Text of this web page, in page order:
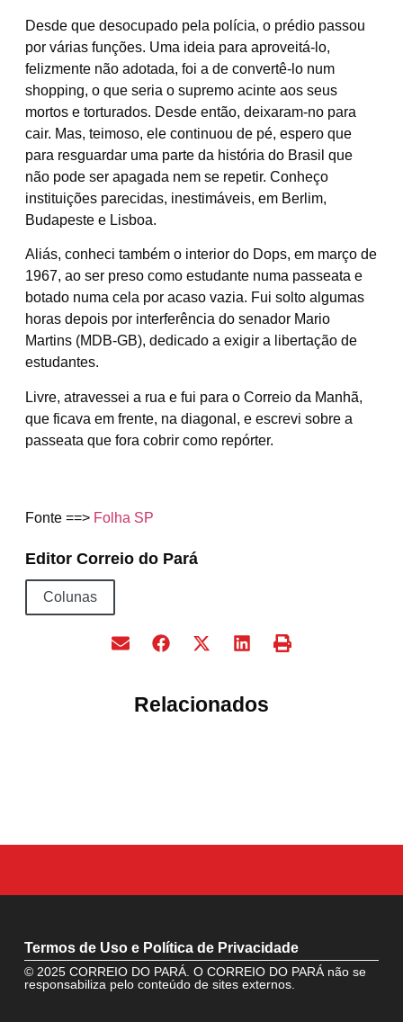
Desde que desocupado pela polícia, o prédio passou
por várias funções. Uma ideia para aproveitá-lo,
felizmente não adotada, foi a de convertê-lo num
shopping, o que seria o supremo acinte aos seus
mortos e torturados. Desde então, deixaram-no para
cair. Mas, teimoso, ele continuou de pé, espero que
para resguardar uma parte da história do Brasil que
não pode ser apagada nem se repetir. Conheço
instituições parecidas, inestimáveis, em Berlim,
Budapeste e Lisboa.
Aliás, conheci também o interior do Dops, em março de
1967, ao ser preso como estudante numa passeata e
botado numa cela por acaso vazia. Fui solto algumas
horas depois por interferência do senador Mario
Martins (MDB-GB), dedicado a exigir a libertação de
estudantes.
Livre, atravessei a rua e fui para o Correio da Manhã,
que ficava em frente, na diagonal, e escrevi sobre a
passeata que fora cobrir como repórter.
Fonte ==> Folha SP
Editor Correio do Pará
Colunas
Relacionados
Termos de Uso e Política de Privacidade
© 2025 CORREIO DO PARÁ. O CORREIO DO PARÁ não se
responsabiliza pelo conteúdo de sites externos.